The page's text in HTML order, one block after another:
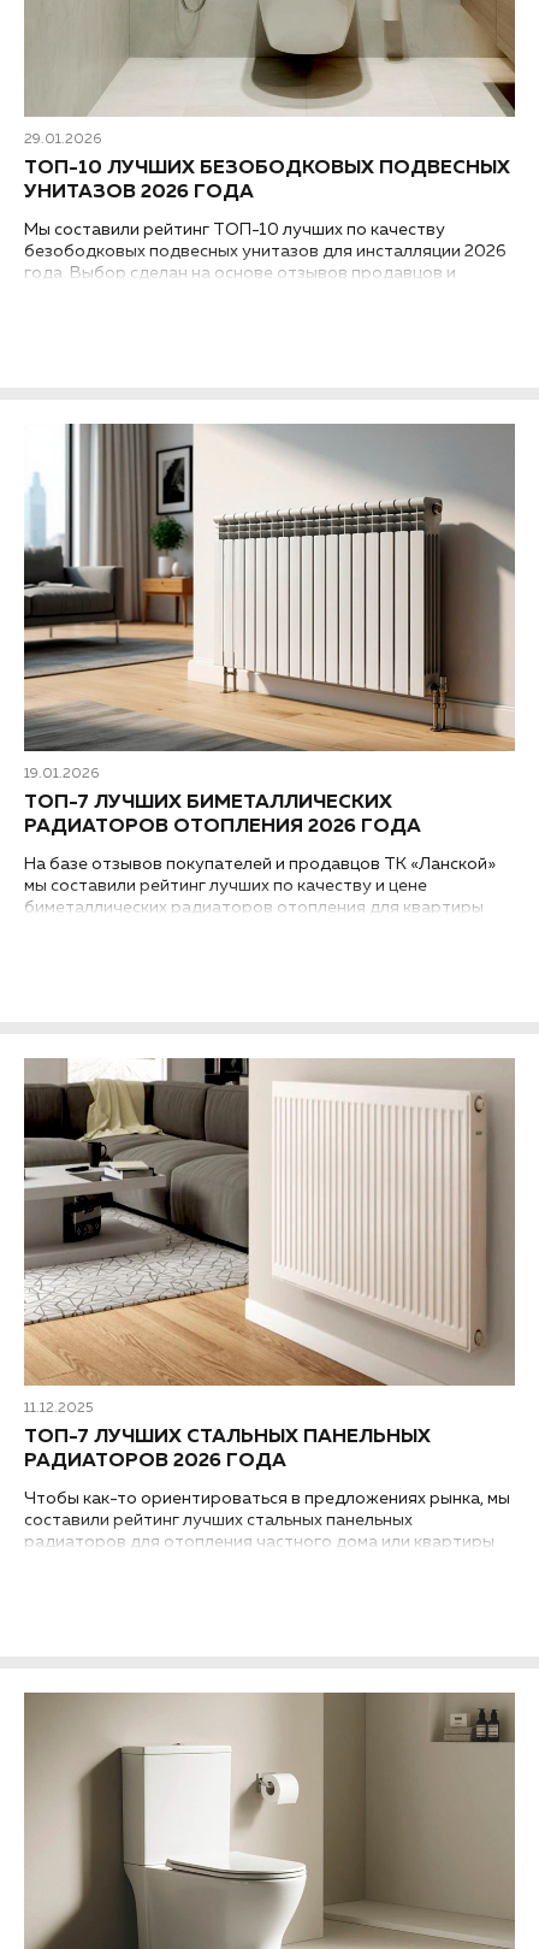
29.01.2026
ТОП-10 ЛУЧШИХ БЕЗОБОДКОВЫХ ПОДВЕСНЫХ
УНИТАЗОВ 2026 ГОДА
Мы составили рейтинг ТОП-10 лучших по качеству
безободковых подвесных унитазов для инсталляции 2026
года. Выбор сделан на основе отзывов продавцов и
19.01.2026
ТОП-7 ЛУЧШИХ БИМЕТАЛЛИЧЕСКИХ
РАДИАТОРОВ ОТОПЛЕНИЯ 2026 ГОДА
На базе отзывов покупателей и продавцов ТК «Ланской»
мы составили рейтинг лучших по качеству и цене
биметаллических радиаторов отопления для квартиры
11.12.2025
ТОП-7 ЛУЧШИХ СТАЛЬНЫХ ПАНЕЛЬНЫХ
РАДИАТОРОВ 2026 ГОДА
Чтобы как-то ориентироваться в предложениях рынка, мы
составили рейтинг лучших стальных панельных
радиаторов для отопления частного дома или квартиры